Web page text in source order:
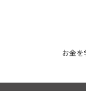
お金を